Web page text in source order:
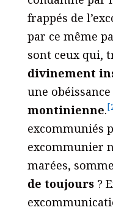
frappés de
par ce même
sont ceux qui,
divinement
une
montinienne.
excommuniés
excommunier
marées,
de toujours ?